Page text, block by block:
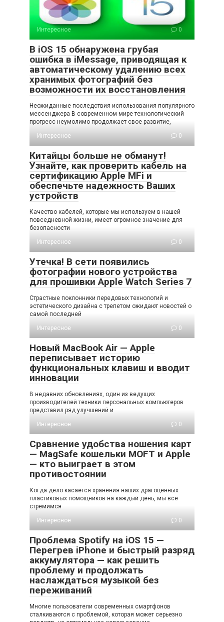
Интересное 0
В iOS 15 обнаружена грубая
ошибка в iMessage, приводящая к
автоматическому удалению всех
хранимых фотографий без
возможности их восстановления
Неожиданные последствия использования популярного
мессенджера В современном мире технологический
прогресс неумолимо продолжает свое развитие,
Интересное
0
Китайцы больше не обманут!
Узнайте, как проверить кабель на
сертификацию Apple MFi и
обеспечьте надежность Ваших
устройств
Качество кабелей, которые мы используем в нашей
повседневной жизни, имеет огромное значение для
безопасности
Интересное
0
Утечка! В сети появились
фотографии нового устройства
для прошивки Apple Watch Series 7
Страстные поклонники передовых технологий и
эстетического дизайна с трепетом ожидают новостей о
самой последней
Интересное
0
Новый MacBook Air — Apple
переписывает историю
функциональных клавиш и вводит
инновации
В недавних обновлениях, один из ведущих
производителей техники персональных компьютеров
представил ряд улучшений и
Интересное
0
Сравнение удобства ношения карт
— MagSafe кошельки MOFT и Apple
— кто выиграет в этом
противостоянии
Когда дело касается хранения наших драгоценных
пластиковых помощников на каждый день, мы все
стремимся
Интересное
0
Проблема Spotify на iOS 15 —
Перегрев iPhone и быстрый разряд
аккумулятора — как решить
проблему и продолжать
наслаждаться музыкой без
переживаний
Многие пользователи современных смартфонов
сталкиваются с проблемой, которая может серьезно